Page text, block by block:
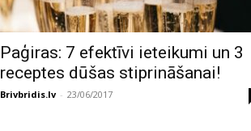
Paģiras: 7 efektīvi ieteikumi un 3
receptes dūšas stiprināšanai!
Brivbridis.lv - 23/06/2017